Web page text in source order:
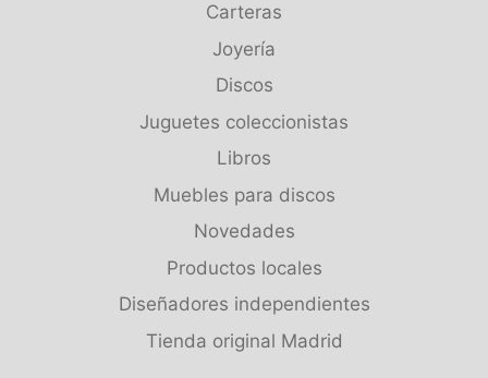
Carteras
Joyería
Discos
Juguetes coleccionistas
Libros
Muebles para discos
Novedades
Productos locales
Diseñadores independientes
Tienda original Madrid